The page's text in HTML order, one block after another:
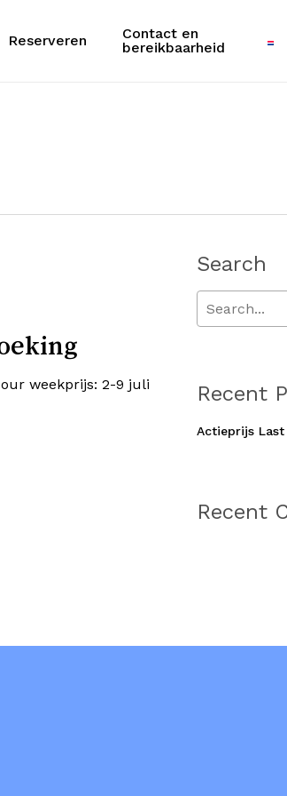
Reserveren
Contact en
bereikbaarheid
Cart
weekprijs: 2-9 juli
Search
Recent
Actieprijs
Recent